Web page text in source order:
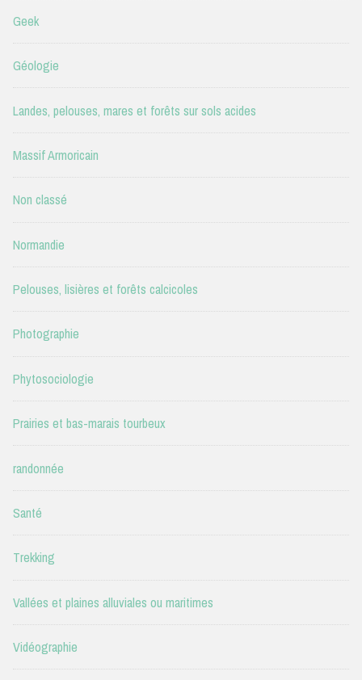
Geek
Géologie
Landes, pelouses, mares et forêts sur sols acides
Massif Armoricain
Non classé
Normandie
Pelouses, lisières et forêts calcicoles
Photographie
Phytosociologie
Prairies et bas-marais tourbeux
randonnée
Santé
Trekking
Vallées et plaines alluviales ou maritimes
Vidéographie